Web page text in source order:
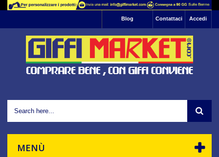
Accedi
Contattaci
Blog
MENÙ
profilazione per l'invio di pubblicità e servizi che
Se vuoi saperne di più basta leggere la nostra
informativa sulla privacy
, se vuoi negare il consenso
all'utilizzo di tutti o ad alcuni cookie ti basta
interrompere la navigazione sul sito.
Chiudendo questo banner, scorrendo questa
Ok